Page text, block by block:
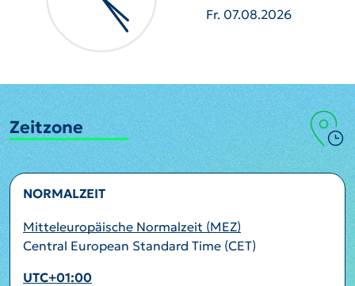
Fr. 07.08.2026
Zeitzone
NORMALZEIT
Mitteleuropäische Normalzeit (MEZ)
Central European Standard Time (CET)
UTC+01:00